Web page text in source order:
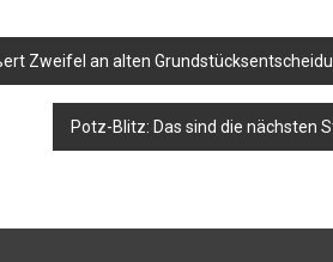
Zweifel an alten
Potz-Blitz: Das sind die nächsten